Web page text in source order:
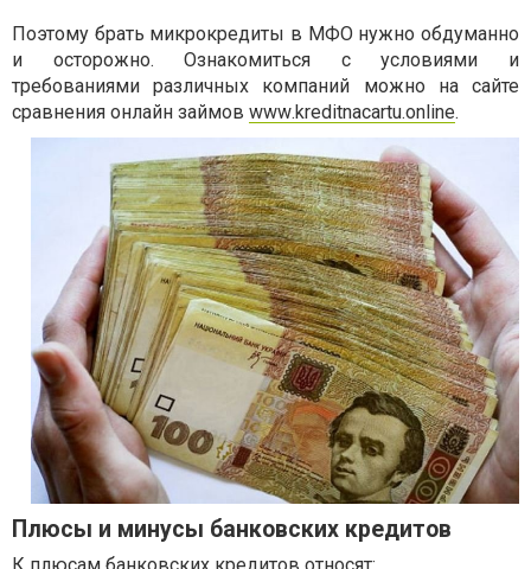
Поэтому брать микрокредиты в МФО нужно обдуманно
и осторожно. Ознакомиться с условиями и
требованиями различных компаний можно на сайте
сравнения онлайн займов www.kreditnacartu.online.
Плюсы и минусы банковских кредитов